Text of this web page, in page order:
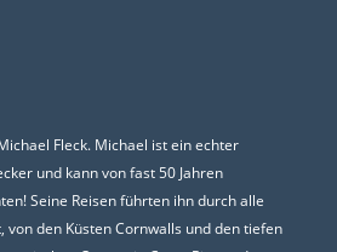
Fleck. Michael ist ein echter
und kann von fast 50 Jahren
Seine Reisen führten ihn durch alle
von den Küsten Cornwalls und den tiefen